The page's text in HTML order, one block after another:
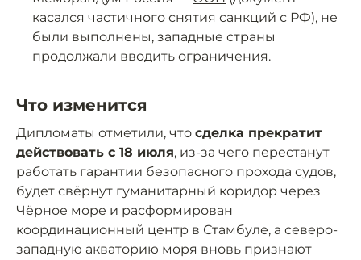
касался частичного снятия санкций с РФ), не
были выполнены, западные страны
продолжали вводить ограничения.
Что изменится
Дипломаты отметили, что сделка прекратит
действовать с 18 июля, из-за чего перестанут
работать гарантии безопасного прохода судов,
будет свёрнут гуманитарный коридор через
Чёрное море и расформирован
координационный центр в Стамбуле, а северо-
западную акваторию моря вновь признают